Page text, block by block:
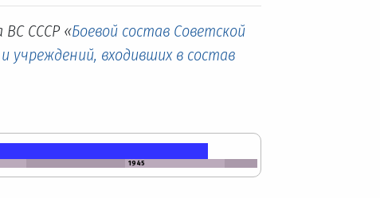
ВС СССР «Боевой состав Советской
учреждений, входивших в состав
1945